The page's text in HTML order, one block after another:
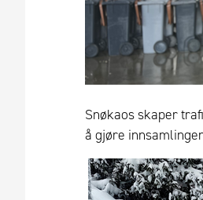
Snøkaos skaper
å gjøre